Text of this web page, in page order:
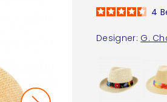
Designer: G.
4